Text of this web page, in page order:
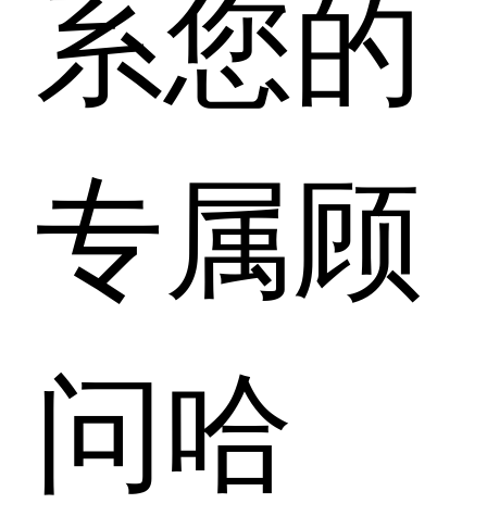
专属顾
问哈